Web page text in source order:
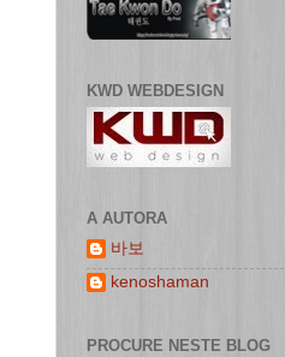
KWD WEBDESIGN
A AUTORA
바보
kenoshaman
PROCURE NESTE BLOG